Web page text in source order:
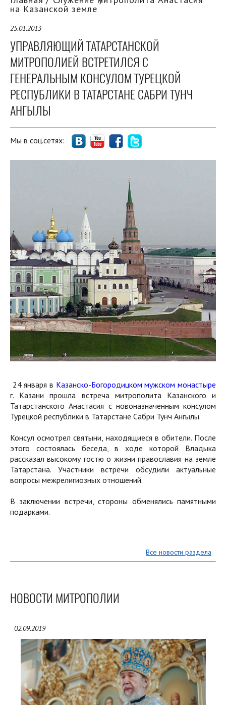
на Казанской земле
25.01.2013
УПРАВЛЯЮЩИЙ ТАТАРСТАНСКОЙ
МИТРОПОЛИЕЙ ВСТРЕТИЛСЯ С
ГЕНЕРАЛЬНЫМ КОНСУЛОМ ТУРЕЦКОЙ
РЕСПУБЛИКИ В ТАТАРСТАНЕ САБРИ ТУНЧ
АНГЫЛЫ
Мы в соц.сетях:
24 января в Казанско-Богородицком мужском монастыре
г. Казани прошла встреча митрополита Казанского и
Татарстанского Анастасия с новоназначенным консулом
Турецкой республики в Татарстане Сабри Тунч Ангылы.
Консул осмотрел святыни, находящиеся в обители. После
этого состоялась беседа, в ходе которой Владыка
рассказал высокому гостю о жизни православия на земле
Татарстана. Участники встречи обсудили актуальные
вопросы межрелигиозных отношений.
В заключении встречи, стороны обменялись памятными
подарками.
Все новости раздела
НОВОСТИ МИТРОПОЛИИ
02.09.2019